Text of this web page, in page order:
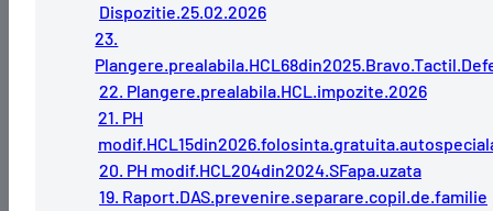
19. Raport.DAS.prevenire.separare.copil.de.familie
20. PH modif.HCL204din2024.SFapa.uzata
21. PH
22. Plangere.prealabila.HCL.impozite.2026
23.
Dispozitie.25.02.2026